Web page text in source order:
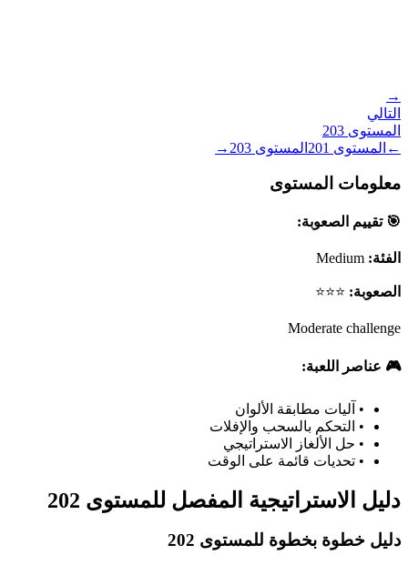
→
التالي
المستوى 203
← المستوى 201 المستوى 203
→
معلومات المستوى
🎯 تقييم الصعوبة:
الفئة: Medium
الصعوبة: ⭐⭐⭐
Moderate challenge
🎮 عناصر اللعبة:
• آليات مطابقة الألوان
• التحكم بالسحب والإفلات
• حل الألغاز الاستراتيجي
• تحديات قائمة على الوقت
دليل الاستراتيجية المفصل للمستوى 202
دليل خطوة بخطوة للمستوى 202